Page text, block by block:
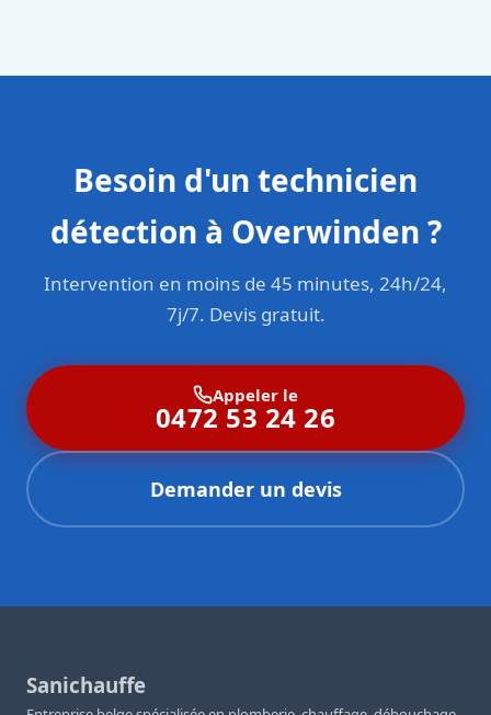
Besoin d'un technicien
détection à Overwinden ?
Intervention en moins de 45 minutes, 24h/24,
7j/7. Devis gratuit.
Appeler le
0472 53 24 26
Demander un devis
Sanichauffe